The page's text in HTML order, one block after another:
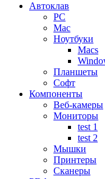
Автоклав
PC
Mac
Ноутбуки
Macs
Планшеты
Софт
Компоненты
Веб-камеры
Мониторы
test 1
test 2
Мышки
Принтеры
Сканеры